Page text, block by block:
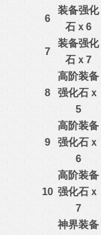
6
装备强化
石ｘ6
7
装备强化
石ｘ7
8
高阶装备
强化石ｘ
5
9
高阶装备
强化石ｘ
6
10
高阶装备
强化石ｘ
7
神界装备